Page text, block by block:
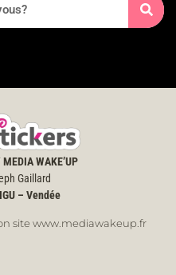
WAKE’UP
Gaillard
– Vendée
site www.mediawakeup.fr